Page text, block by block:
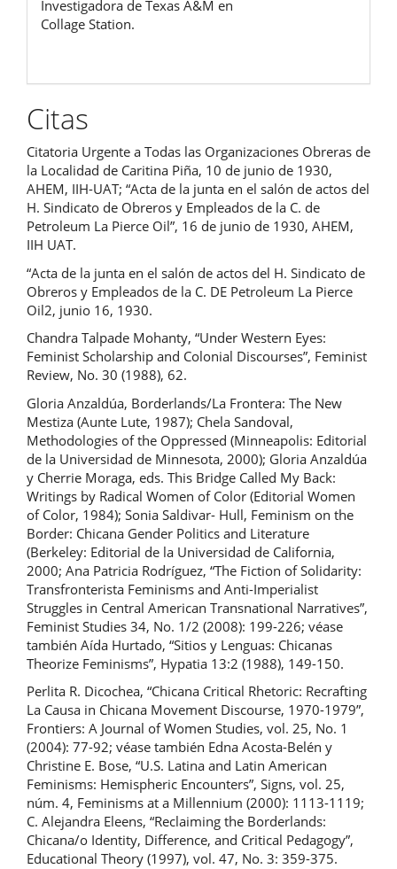
Investigadora de Texas A&M en
Collage Station.
Citas
Citatoria Urgente a Todas las Organizaciones Obreras de
la Localidad de Caritina Piña, 10 de junio de 1930,
AHEM, IIH-UAT; “Acta de la junta en el salón de actos del
H. Sindicato de Obreros y Empleados de la C. de
Petroleum La Pierce Oil”, 16 de junio de 1930, AHEM,
IIH UAT.
“Acta de la junta en el salón de actos del H. Sindicato de
Obreros y Empleados de la C. DE Petroleum La Pierce
Oil2, junio 16, 1930.
Chandra Talpade Mohanty, “Under Western Eyes:
Feminist Scholarship and Colonial Discourses”, Feminist
Review, No. 30 (1988), 62.
Gloria Anzaldúa, Borderlands/La Frontera: The New
Mestiza (Aunte Lute, 1987); Chela Sandoval,
Methodologies of the Oppressed (Minneapolis: Editorial
de la Universidad de Minnesota, 2000); Gloria Anzaldúa
y Cherrie Moraga, eds. This Bridge Called My Back:
Writings by Radical Women of Color (Editorial Women
of Color, 1984); Sonia Saldivar- Hull, Feminism on the
Border: Chicana Gender Politics and Literature
(Berkeley: Editorial de la Universidad de California,
2000; Ana Patricia Rodríguez, “The Fiction of Solidarity:
Transfronterista Feminisms and Anti-Imperialist
Struggles in Central American Transnational Narratives”,
Feminist Studies 34, No. 1/2 (2008): 199-226; véase
también Aída Hurtado, “Sitios y Lenguas: Chicanas
Theorize Feminisms”, Hypatia 13:2 (1988), 149-150.
Perlita R. Dicochea, “Chicana Critical Rhetoric: Recrafting
La Causa in Chicana Movement Discourse, 1970-1979”,
Frontiers: A Journal of Women Studies, vol. 25, No. 1
(2004): 77-92; véase también Edna Acosta-Belén y
Christine E. Bose, “U.S. Latina and Latin American
Feminisms: Hemispheric Encounters”, Signs, vol. 25,
núm. 4, Feminisms at a Millennium (2000): 1113-1119;
C. Alejandra Eleens, “Reclaiming the Borderlands:
Chicana/o Identity, Difference, and Critical Pedagogy”,
Educational Theory (1997), vol. 47, No. 3: 359-375.